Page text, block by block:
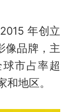
年创立
像品牌，主
市占率超
地区。